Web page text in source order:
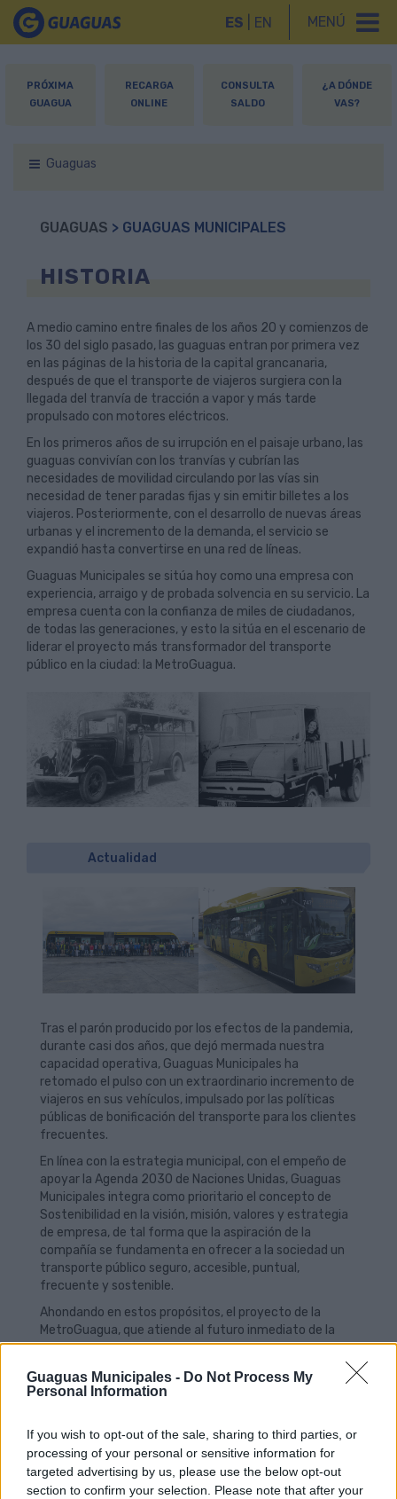
Guaguas Municipales - Do Not Process My
Personal Information
If you wish to opt-out of the sale, sharing to third parties, or
processing of your personal or sensitive information for
targeted advertising by us, please use the below opt-out
section to confirm your selection. Please note that after your
MENÚ
ES EN
PRÓXIMA
GUAGUA
RECARGA
ONLINE
CONSULTA
SALDO
¿A DÓNDE
VAS?
Guaguas
GUAGUAS > GUAGUAS MUNICIPALES
HISTORIA
A medio camino entre finales de los años 20 y comienzos de
los 30 del siglo pasado, las guaguas entran por primera vez
en las páginas de la historia de la capital grancanaria,
después de que el transporte de viajeros surgiera con la
llegada del tranvía de tracción a vapor y más tarde
propulsado con motores eléctricos.
En los primeros años de su irrupción en el paisaje urbano, las
guaguas convivían con los tranvías y cubrían las
necesidades de movilidad circulando por las vías sin
necesidad de tener paradas fijas y sin emitir billetes a los
viajeros. Posteriormente, con el desarrollo de nuevas áreas
urbanas y el incremento de la demanda, el servicio se
expandió hasta convertirse en una red de líneas.
Guaguas Municipales se sitúa hoy como una empresa con
experiencia, arraigo y de probada solvencia en su servicio. La
empresa cuenta con la confianza de miles de ciudadanos,
de todas las generaciones, y esto la sitúa en el escenario de
liderar el proyecto más transformador del transporte
público en la ciudad: la MetroGuagua.
Actualidad
Tras el parón producido por los efectos de la pandemia,
durante casi dos años, que dejó mermada nuestra
capacidad operativa, Guaguas Municipales ha
retomado el pulso con un extraordinario incremento de
viajeros en sus vehículos, impulsado por las políticas
públicas de bonificación del transporte para los clientes
frecuentes.
En línea con la estrategia municipal, con el empeño de
apoyar la Agenda 2030 de Naciones Unidas, Guaguas
Municipales integra como prioritario el concepto de
Sostenibilidad en la visión, misión, valores y estrategia
de empresa, de tal forma que la aspiración de la
compañía se fundamenta en ofrecer a la sociedad un
transporte público seguro, accesible, puntual,
frecuente y sostenible.
Ahondando en estos propósitos, el proyecto de la
MetroGuagua, que atiende al futuro inmediato de la
sociedad municipal, ha ofrecido un importante nivel de
tramos en pleno proceso de ejecución o finalizados. La
ciudadanía ya puede disfrutar de las transformaciones
Blas Cabrera Felipe o calle Galicia.
Guaguas Municipales se encuentra inmersa en un
proceso permanente de contratación de personal. Este